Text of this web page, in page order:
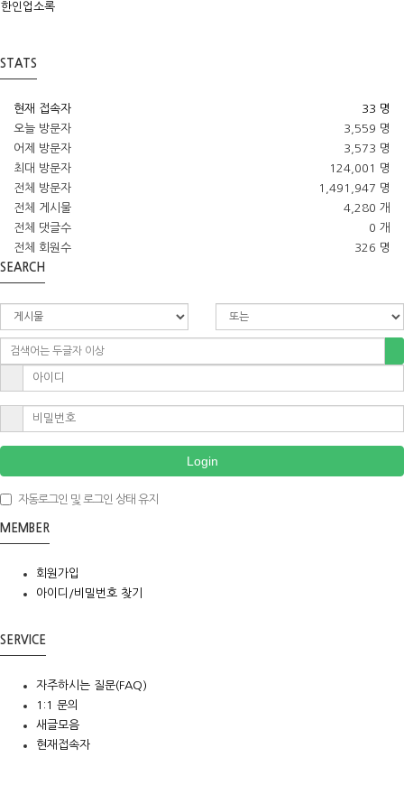
한인업소록
STATS
33 명
현재 접속자
3,559 명
오늘 방문자
3,573 명
어제 방문자
124,001 명
최대 방문자
1,491,947 명
전체 방문자
4,280 개
전체 게시물
0 개
전체 댓글수
326 명
전체 회원수
SEARCH
Login
자동로그인 및 로그인 상태 유지
MEMBER
회원가입
아이디/비밀번호 찾기
SERVICE
자주하시는 질문(FAQ)
1:1 문의
새글모음
현재접속자